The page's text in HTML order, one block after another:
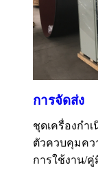
การจัดส่ง
ชุดเครื่องกำ
ตัวควบคุมคว
การใช้งาน/